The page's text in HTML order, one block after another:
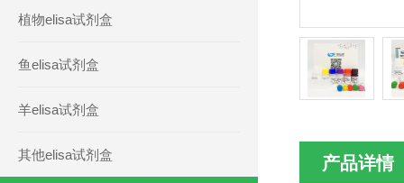
植物elisa试剂盒
鱼elisa试剂盒
羊elisa试剂盒
其他elisa试剂盒 产品详情